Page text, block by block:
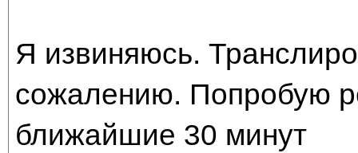
Я извиняюсь.
сожалению. Попробую
ближайшие 30 минут